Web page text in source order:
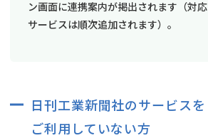
ン画面に連携案内が掲出されます（対応
サービスは順次追加されます）。
日刊工業新聞社のサービスを
ご利用していない方